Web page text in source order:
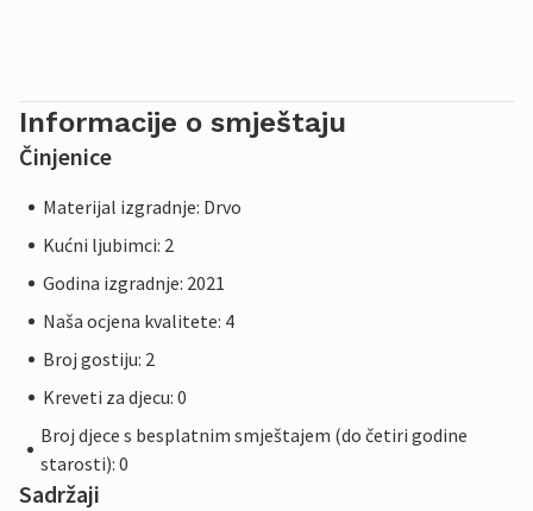
Informacije o smještaju
Činjenice
Materijal izgradnje: Drvo
Kućni ljubimci: 2
Godina izgradnje: 2021
Naša ocjena kvalitete: 4
Broj gostiju: 2
Kreveti za djecu: 0
Broj djece s besplatnim smještajem (do četiri godine
starosti): 0
Sadržaji